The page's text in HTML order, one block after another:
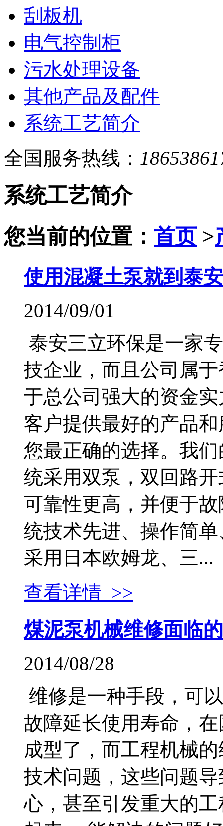
刮板机
电气控制柜
污水处理设备
其他产品及配件
系统工艺简介
全国服务热线：
系统工艺简介
您当前的位置： 首页>
使用混凝土泵就到泰
2014/09/01
泰安三立环保是一家
技企业，而且公司属
于总公司强大的资金
客户提供最好的产品
您最正确的选择。我
统采用双泵，双回路
可靠性更高，并便
统技术先进、操作简
采用日本欧姆龙、三...
查看详情 >>
煤泥泵机械维修面临
2014/08/28
维修是一种手段，可
故障延长使用寿命，
成型了，而工程机械
技术问题，这些问题
心，甚至引发重大的